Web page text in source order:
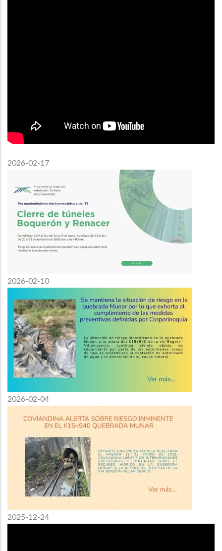
2026-02-17
2026-02-10
2026-02-04
2025-12-24